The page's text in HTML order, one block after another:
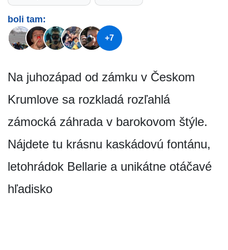
boli tam:
+7
Na juhozápad od zámku v Českom
Krumlove sa rozkladá rozľahlá
zámocká záhrada v barokovom štýle.
Nájdete tu krásnu kaskádovú fontánu,
letohrádok Bellarie a unikátne otáčavé
hľadisko